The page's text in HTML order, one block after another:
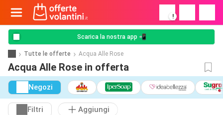
!
Scarica la nostra app 📲
Tutte le offerte Acqua Alle Rose
Acqua Alle Rose in offerta
Negozi
Filtri
Aggiungi